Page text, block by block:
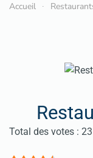
Accueil
Vote utilisateur:4.5
Total des votes : 23